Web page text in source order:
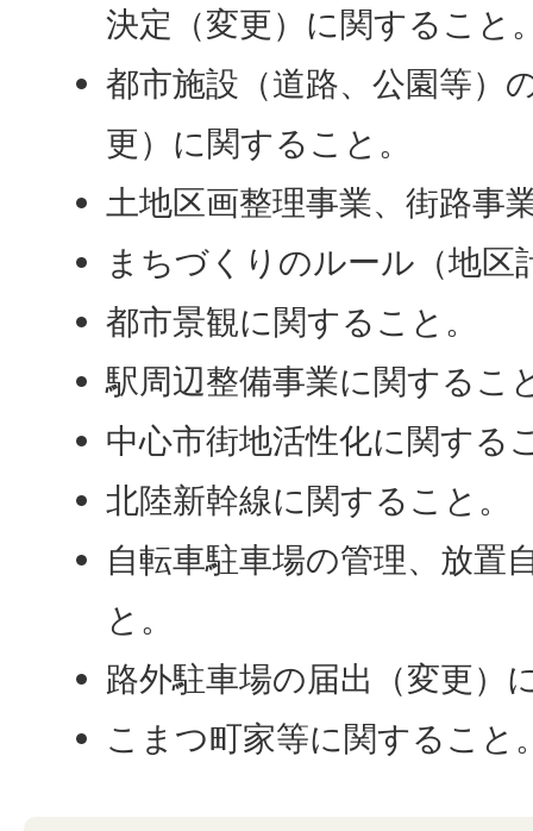
決定（変更）に関すること
都市施設（道路、公園等）
更）に関すること。
土地区画整理事業、街路事
まちづくりのルール（地区
都市景観に関すること。
駅周辺整備事業に関するこ
中心市街地活性化に関する
北陸新幹線に関すること。
自転車駐車場の管理、放置
と。
路外駐車場の届出（変更）
こまつ町家等に関すること